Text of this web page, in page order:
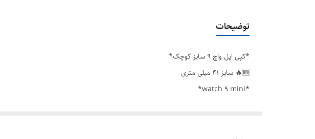
توضیحات
*کپی اپل واچ ۹ سایز کوچک*
🆕🔥 سایز ۴۱ میلی متری
*watch 9 mini*